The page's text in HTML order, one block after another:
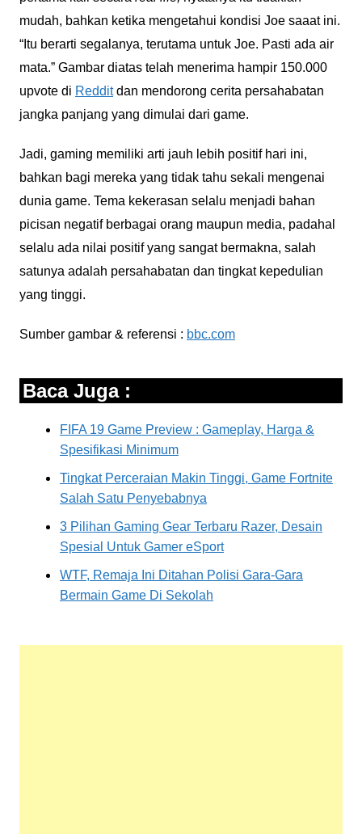
mudah, bahkan ketika mengetahui kondisi Joe saaat ini.
“Itu berarti segalanya, terutama untuk Joe. Pasti ada air
mata.” Gambar diatas telah menerima hampir 150.000
upvote di Redditdan mendorong cerita persahabatan
jangka panjang yang dimulai dari game.
Jadi, gaming memiliki arti jauh lebih positif hari ini,
bahkan bagi mereka yang tidak tahu sekali mengenai
dunia game. Tema kekerasan selalu menjadi bahan
picisan negatif berbagai orang maupun media, padahal
selalu ada nilai positif yang sangat bermakna, salah
satunya adalah persahabatan dan tingkat kepedulian
yang tinggi.
Sumber gambar & referensi : bbc.com
Baca Juga :
FIFA 19 Game Preview : Gameplay, Harga &
Spesifikasi Minimum
Tingkat Perceraian Makin Tinggi, Game Fortnite
Salah Satu Penyebabnya
3 Pilihan Gaming Gear Terbaru Razer, Desain
Spesial Untuk Gamer eSport
WTF, Remaja Ini Ditahan Polisi Gara-Gara
Bermain Game Di Sekolah